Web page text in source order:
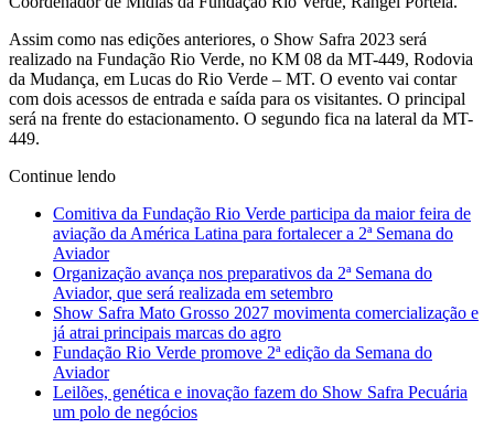
Assim como nas edições anteriores, o Show Safra 2023 será
realizado na Fundação Rio Verde, no KM 08 da MT-449, Rodovia
da Mudança, em Lucas do Rio Verde – MT. O evento vai contar
com dois acessos de entrada e saída para os visitantes. O principal
será na frente do estacionamento. O segundo fica na lateral da MT-
449.
Continue lendo
Comitiva da Fundação Rio Verde participa da maior feira de
aviação da América Latina para fortalecer a 2ª Semana do
Aviador
Organização avança nos preparativos da 2ª Semana do
Aviador, que será realizada em setembro
Show Safra Mato Grosso 2027 movimenta comercialização e
já atrai principais marcas do agro
Fundação Rio Verde promove 2ª edição da Semana do
Aviador
Leilões, genética e inovação fazem do Show Safra Pecuária
um polo de negócios